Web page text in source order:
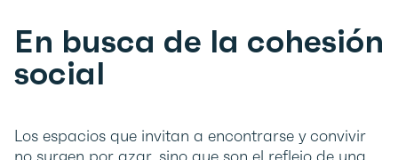
En busca de la cohesión
social
Los espacios que invitan a encontrarse y convivir